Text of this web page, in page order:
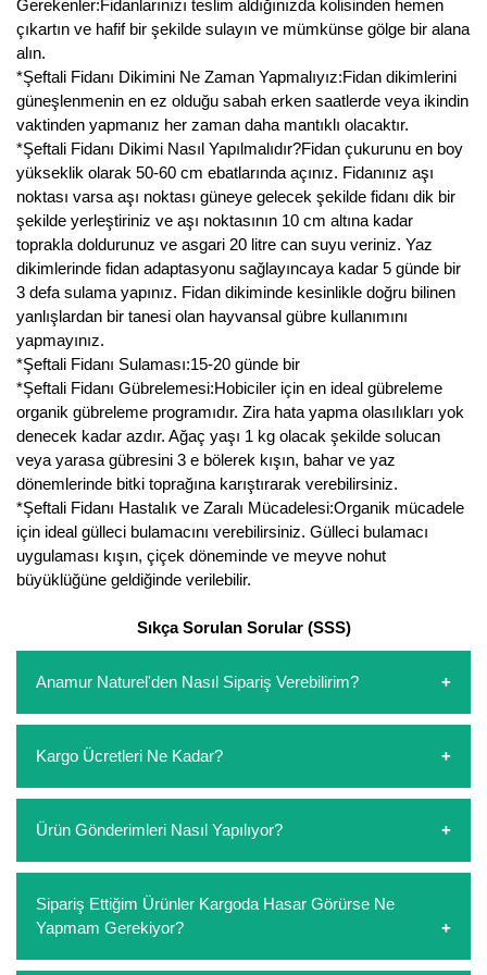
Gerekenler:Fidanlarınızı teslim aldığınızda kolisinden hemen
çıkartın ve hafif bir şekilde sulayın ve mümkünse gölge bir alana
alın.
*Şeftali Fidanı Dikimini Ne Zaman Yapmalıyız:Fidan dikimlerini
güneşlenmenin en ez olduğu sabah erken saatlerde veya ikindin
vaktinden yapmanız her zaman daha mantıklı olacaktır.
*Şeftali Fidanı Dikimi Nasıl Yapılmalıdır?Fidan çukurunu en boy
yükseklik olarak 50-60 cm ebatlarında açınız. Fidanınız aşı
noktası varsa aşı noktası güneye gelecek şekilde fidanı dik bir
şekilde yerleştiriniz ve aşı noktasının 10 cm altına kadar
toprakla doldurunuz ve asgari 20 litre can suyu veriniz. Yaz
dikimlerinde fidan adaptasyonu sağlayıncaya kadar 5 günde bir
3 defa sulama yapınız. Fidan dikiminde kesinlikle doğru bilinen
yanlışlardan bir tanesi olan hayvansal gübre kullanımını
yapmayınız.
*Şeftali Fidanı Sulaması:15-20 günde bir
*Şeftali Fidanı Gübrelemesi:Hobiciler için en ideal gübreleme
organik gübreleme programıdır. Zira hata yapma olasılıkları yok
denecek kadar azdır. Ağaç yaşı 1 kg olacak şekilde solucan
veya yarasa gübresini 3 e bölerek kışın, bahar ve yaz
dönemlerinde bitki toprağına karıştırarak verebilirsiniz.
*Şeftali Fidanı Hastalık ve Zaralı Mücadelesi:Organik mücadele
için ideal gülleci bulamacını verebilirsiniz. Gülleci bulamacı
uygulaması kışın, çiçek döneminde ve meyve nohut
büyüklüğüne geldiğinde verilebilir.
Sıkça Sorulan Sorular (SSS)
Anamur Naturel'den Nasıl Sipariş Verebilirim?
oluşturarak,iletişim numaralarımızdan bizi arayarak veya
whatsapp hattımızdan bizlere isteklerinizi yazarak sipariş
ödemelerini sipariş verdikten sonra havale/eft veya sipariş
Kargo Ücretleri Ne Kadar?
etmeyin diye 1500 lira ve üzerindeki siparişlerinizde
kargoyu biz karşılıyoruz. 1500 Lira altında kalan
kargo ücreti ödeme aşamasında sepetinize eklenecektir.
Ürün Gönderimleri Nasıl Yapılıyor?
paketlenip gönderim yapılmaktadır.
Sipariş Ettiğim Ürünler Kargoda Hasar Görürse Ne
Yapmam Gerekiyor?